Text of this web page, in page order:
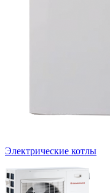
Электрические котлы